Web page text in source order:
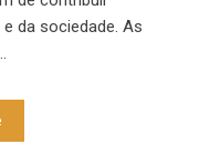
da sociedade. As